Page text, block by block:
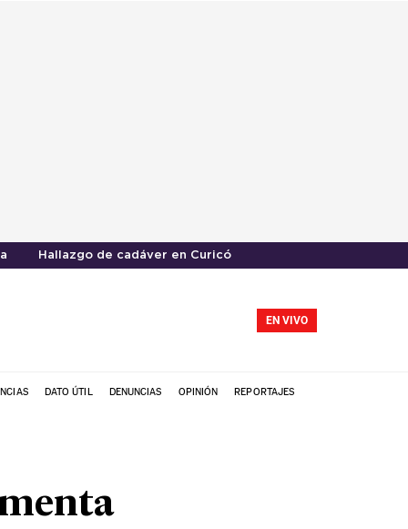
Hallazgo de cadáver en Curicó
EN VIVO
DATO ÚTIL DENUNCIAS OPINIÓN REPORTAJES